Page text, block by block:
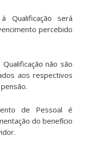
Qualificação será
percebido
não são
aos respectivos
de Pessoal é
do benefício